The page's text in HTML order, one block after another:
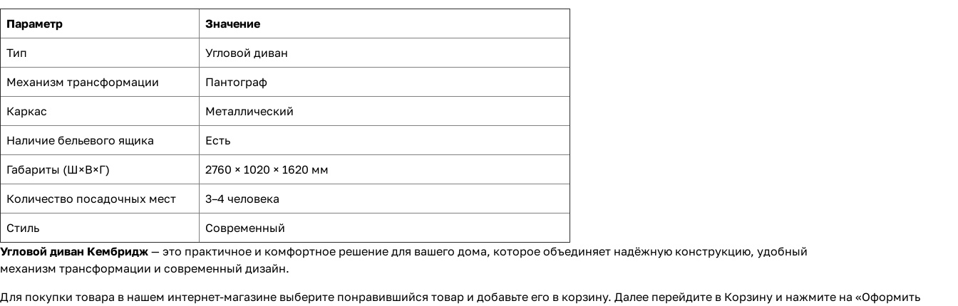
Параметр Значение
Тип Угловой диван
Механизм трансформации Пантограф
Каркас Металлический
Наличие бельевого ящика Есть
Габариты (Ш×В×Г) 2760 × 1020 × 1620 мм
Количество посадочных мест 3–4 человека
Стиль
Современный
Угловой диван Кембридж — это практичное и комфортное решение для вашего дома, которое объединяет надёжную конструкцию, удобный
механизм трансформации и современный дизайн.
Для покупки товара в нашем интернет-магазине выберите понравившийся товар и добавьте его в корзину. Далее перейдите в Корзину и нажмите на «Оформить